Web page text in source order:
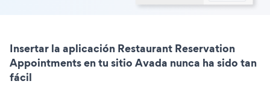
Insertar la aplicación Restaurant Reservation
Appointments en tu sitio Avada nunca ha sido tan
fácil